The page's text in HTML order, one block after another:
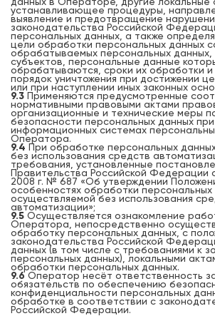
данных в Операторе, другие локальные
устанавливающее процедуры,
выявление и предотвращение
законодательства Российской
персональных данных, а также
цели обработки персональных данных
обрабатываемых персональных данных,
субъектов, персональные данные
обрабатываются, сроки их обработки и
порядок уничтожения при достижении
или при наступлении иных законных
9.3 Применяются предусмотренные
нормативными правовыми актами
организационные и технические меры
безопасности персональных данных
информационных системах
Оператора.
9.4 При обработке персональных
без использования средств
требования, установленные
Правительства Российской Федерации
2008 г. № 687 «Об утверждении
особенностях обработки персональных
осуществляемой без использования
автоматизации»;
9.5 Осуществляется ознакомление
Оператора, непосредственно
обработку персональных данных, с
законодательства Российской
данных (в том числе с требованиями к
персональных данных), локальными
обработки персональных данных.
9.6 Оператор несёт ответственность
обязательств по обеспечению
конфиденциальности персональных
обработке в соответствии с
Российской Федерации.